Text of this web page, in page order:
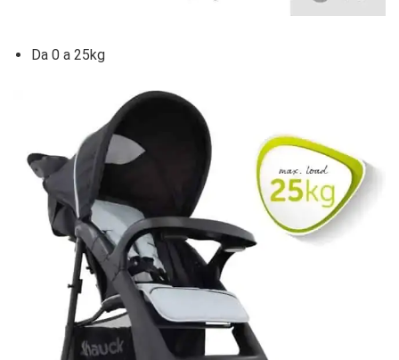
Da 0 a 25kg